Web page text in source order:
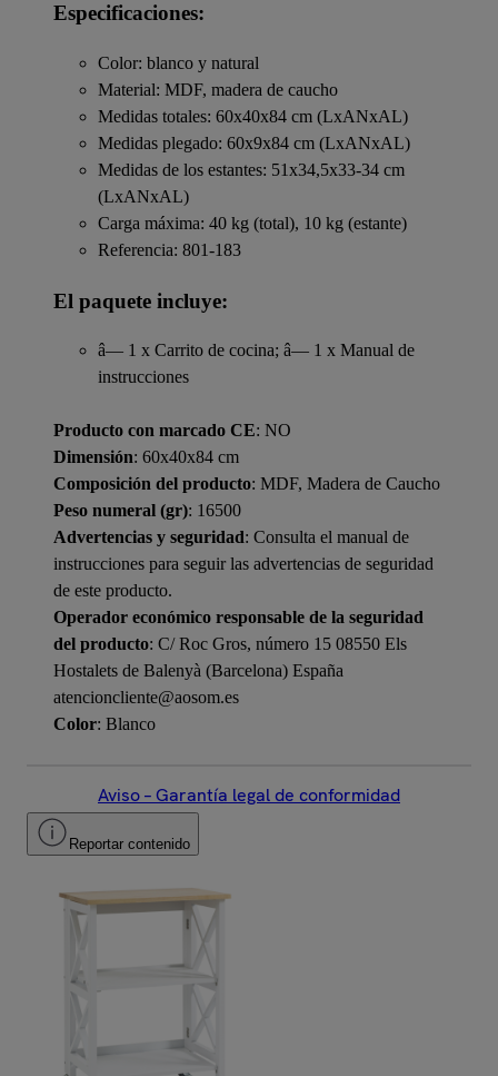
Especificaciones:
Color: blanco y natural
Material: MDF, madera de caucho
Medidas totales: 60x40x84 cm (LxANxAL)
Medidas plegado: 60x9x84 cm (LxANxAL)
Medidas de los estantes: 51x34,5x33-34 cm
(LxANxAL)
Carga máxima: 40 kg (total), 10 kg (estante)
Referencia: 801-183
El paquete incluye:
â— 1 x Carrito de cocina; â— 1 x Manual de
instrucciones
Producto con marcado CE: NO
Dimensión: 60x40x84 cm
Composición del producto: MDF, Madera de Caucho
Peso numeral (gr): 16500
Advertencias y seguridad: Consulta el manual de
instrucciones para seguir las advertencias de seguridad
de este producto.
Operador económico responsable de la seguridad
del producto: C/ Roc Gros, número 15 08550 Els
Hostalets de Balenyà (Barcelona) España
atencioncliente@aosom.es
Color: Blanco
Aviso – Garantía legal de conformidad
Reportar contenido